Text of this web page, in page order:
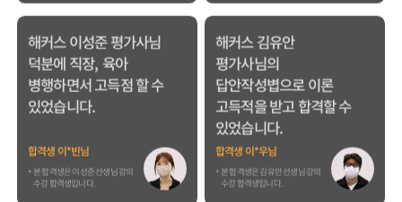
수강 합격생입니다.
수강 합격생입니다.
해커스 이성준 평가사님
병행하면서 고득점 할 수
있었습니다.
해커스 김유안
평가사님의
답안작성볍으로 이론
고득적을 받고 합격할 수
있었습니다.